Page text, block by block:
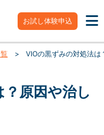
お試し体験申込
> VIOの黒ずみの対処法
原因や治し